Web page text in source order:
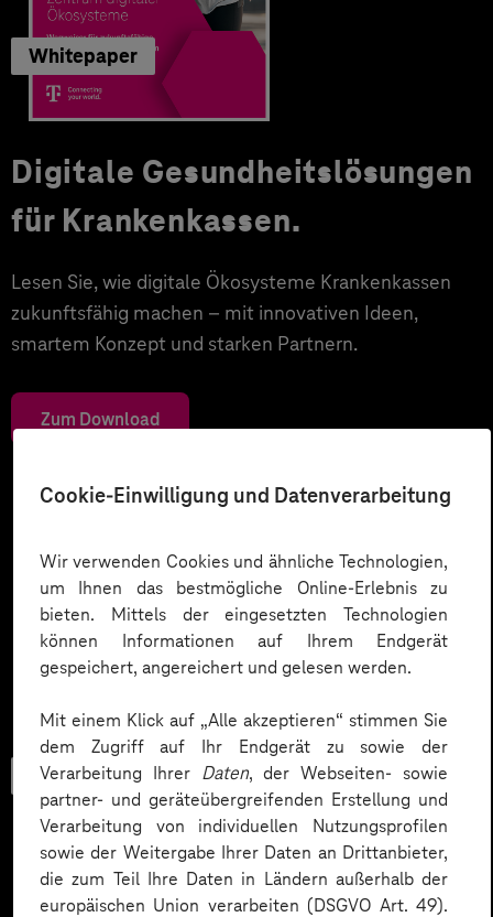
Cookie-Einwilligung und Datenverarbeitung
Wir verwenden Cookies und ähnliche Technologien,
um Ihnen das bestmögliche Online-Erlebnis zu
bieten. Mittels der eingesetzten Technologien
können Informationen auf Ihrem Endgerät
gespeichert, angereichert und gelesen werden.
Mit einem Klick auf „Alle akzeptieren“ stimmen Sie
dem Zugriff auf Ihr Endgerät zu sowie der
Verarbeitung Ihrer Daten, der Webseiten- sowie
partner- und geräteübergreifenden Erstellung und
Verarbeitung von individuellen Nutzungsprofilen
sowie der Weitergabe Ihrer Daten an Drittanbieter,
die zum Teil Ihre Daten in Ländern außerhalb der
europäischen Union verarbeiten (DSGVO Art. 49).
Whitepaper
Digitale Gesundheitslösungen
für Krankenkassen.
Lesen Sie, wie digitale Ökosysteme Krankenkassen
zukunftsfähig machen – mit innovativen Ideen,
smartem Konzept und starken Partnern.
Zum Download
Checkliste
Datenschutz in KI-Projekten